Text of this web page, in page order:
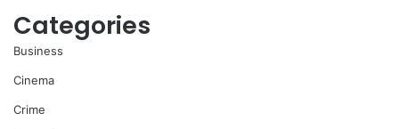
Categories
Business
Cinema
Crime